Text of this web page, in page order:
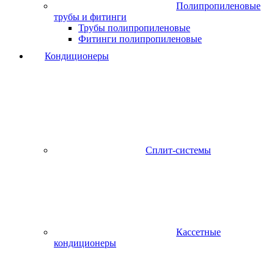
Полипропиленовые
трубы и фитинги
Трубы полипропиленовые
Фитинги полипропиленовые
Кондиционеры
Сплит-системы
Кассетные
кондиционеры